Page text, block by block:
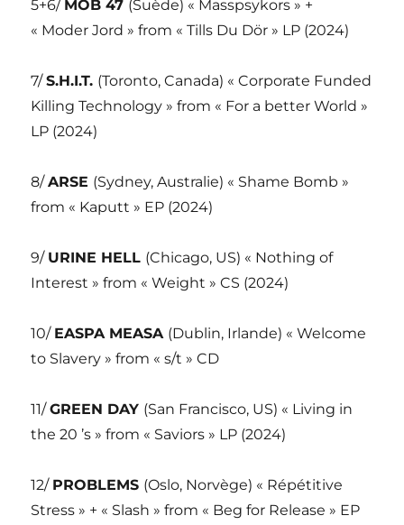
5+6/ MOB 47 (Suède) « Masspsykors » +
« Moder Jord » from « Tills Du Dör » LP (2024)
7/S.H.I.T. (Toronto, Canada) « Corporate Funded
Killing Technology » from « For a better World »
LP (2024)
8/ARSE (Sydney, Australie) « Shame Bomb »
from « Kaputt » EP (2024)
9/ URINE HELL (Chicago, US) « Nothing of
Interest » from « Weight » CS (2024)
10/ EASPA MEASA (Dublin, Irlande) « Welcome
to Slavery » from « s/t » CD
11/GREEN DAY (San Francisco, US) « Living in
the 20 ’s » from « Saviors » LP (2024)
12/ PROBLEMS (Oslo, Norvège) « Répétitive
Stress » + « Slash » from « Beg for Release » EP